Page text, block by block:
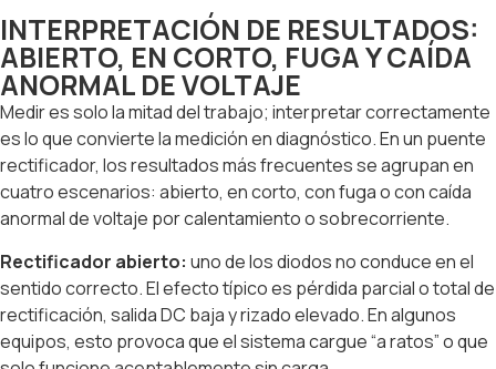
INTERPRETACIÓN DE RESULTADOS:
ABIERTO, EN CORTO, FUGA Y CAÍDA
ANORMAL DE VOLTAJE
Medir es solo la mitad del trabajo; interpretar correctamente
es lo que convierte la medición en diagnóstico. En un puente
rectificador, los resultados más frecuentes se agrupan en
cuatro escenarios: abierto, en corto, con fuga o con caída
anormal de voltaje por calentamiento o sobrecorriente.
Rectificador abierto: uno de los diodos no conduce en el
sentido correcto. El efecto típico es pérdida parcial o total de
rectificación, salida DC baja y rizado elevado. En algunos
equipos, esto provoca que el sistema cargue “a ratos” o que